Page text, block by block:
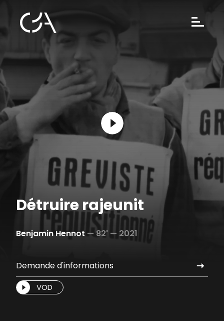
Détruire rajeunit
Benjamin Hennot —82' — 2021
Demande d'informations
VOD